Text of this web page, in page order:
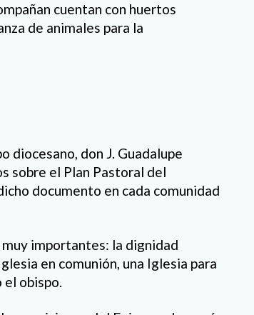
cuentan con huertos
de animales para la
diocesano, don J. Guadalupe
sobre el Plan Pastoral del
documento en cada comunidad
importantes: la dignidad
en comunión, una Iglesia para
el obispo.